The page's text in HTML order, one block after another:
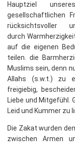
Hauptziel
gesellschaftlichen
rücksichtsvoller
durch
auf die eigenen
teilen. die
Muslims sein, denn
Allahs (s.w.t.) zu
freigiebig,
Liebe und Mitgefühl.
Leid und Kummer zu
Die Zakat wurden
zwischen Armen